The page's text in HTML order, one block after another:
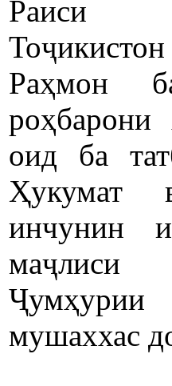
Раиси
Раҳмон
роҳбарони
оид ба
Ҳукумат
инчунин
маҷлиси
Ҷумҳурии
мушаххас